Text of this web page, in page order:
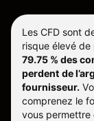
Les CFD sont
risque élevé
79.75 % des
perdent de
fournisseur.
comprenez le
vous permettre